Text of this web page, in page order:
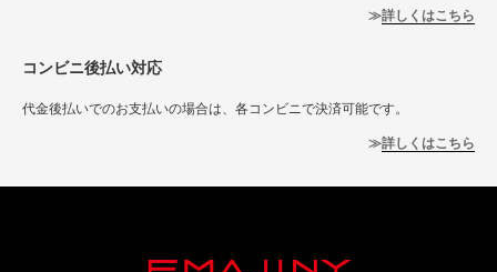
詳しくはこちら
コンビニ後払い対応
代金後払いでのお支払いの場合は、各コンビニで決済可能です。
詳しくはこちら